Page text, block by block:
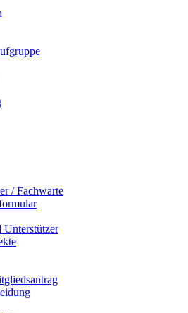
/ Fachwarte
Unterstützer